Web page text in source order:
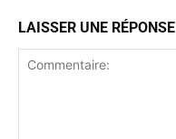
LAISSER UNE RÉPONSE